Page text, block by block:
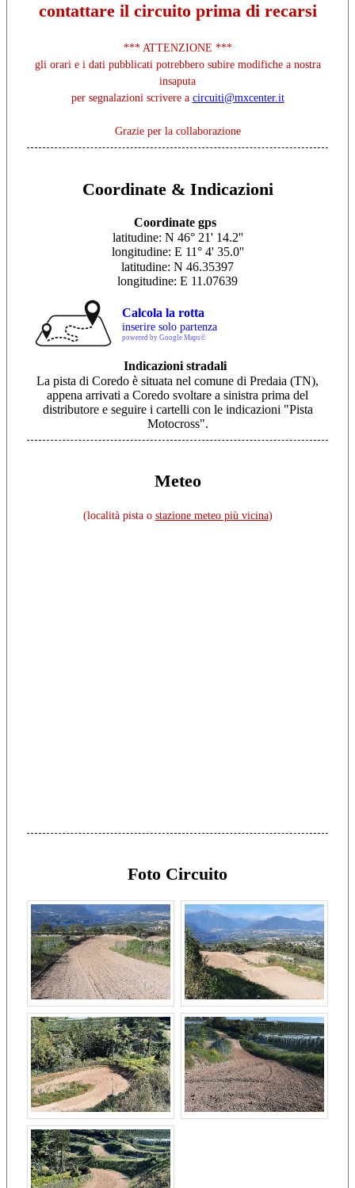
contattare il circuito prima di recarsi
*** ATTENZIONE ***
gli orari e i dati pubblicati potrebbero subire modifiche a nostra
insaputa
per segnalazioni scrivere a circuiti@mxcenter.it
Grazie per la collaborazione
Coordinate & Indicazioni
Coordinate gps
latitudine: N 46° 21' 14.2''
longitudine: E 11° 4' 35.0''
latitudine: N 46.35397
longitudine: E 11.07639
Calcola la rotta
inserire solo partenza
powered by Google Maps©
Indicazioni stradali
La pista di Coredo è situata nel comune di Predaia (TN),
appena arrivati a Coredo svoltare a sinistra prima del
distributore e seguire i cartelli con le indicazioni "Pista
Motocross".
Meteo
(località pista o stazione meteo più vicina)
Foto Circuito